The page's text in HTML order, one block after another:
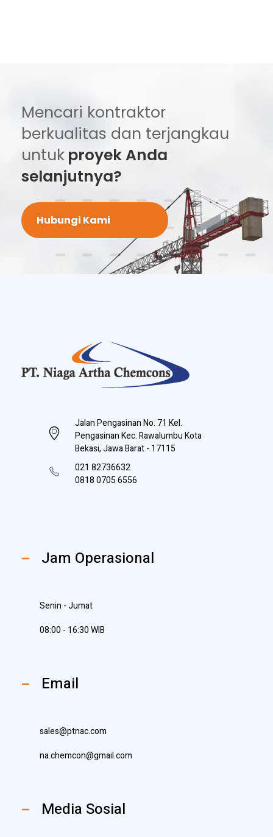
Mencari kontraktor
berkualitas dan terjangkau
untuk proyek Anda
selanjutnya?
Hubungi Kami
Jalan Pengasinan No. 71 Kel.
Pengasinan Kec. Rawalumbu Kota
Bekasi, Jawa Barat - 17115
021 82736632
0818 0705 6556
Jam Operasional
Senin - Jumat
08:00 - 16:30 WIB
Email
sales@ptnac.com
na.chemcon@gmail.com
Media Sosial